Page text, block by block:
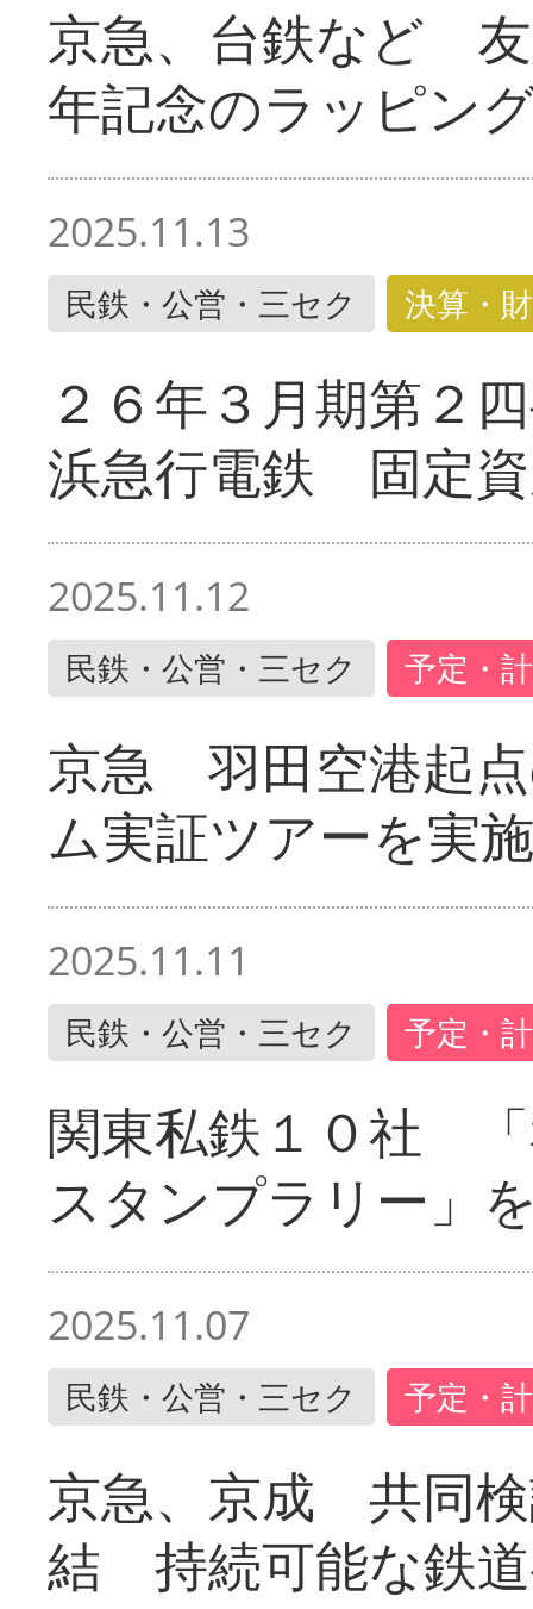
京急、台鉄など
年記念のラッピン
2025.11.13
民鉄・公営・三セク 決算・
２６年３月期第２
浜急行電鉄 固定
2025.11.12
民鉄・公営・三セク 予定・
京急 羽田空港起
ム実証ツアーを実施
2025.11.11
民鉄・公営・三セク 予定・
関東私鉄１０社
スタンプラリー」
2025.11.07
民鉄・公営・三セク 予定・
京急、京成 共同
結 持続可能な鉄